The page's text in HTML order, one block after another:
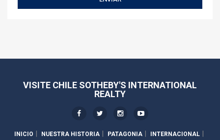
VISITE CHILE SOTHEBY'S INTERNATIONAL
REALTY
INICIO NUESTRA HISTORIA PATAGONIA INTERNACIONAL